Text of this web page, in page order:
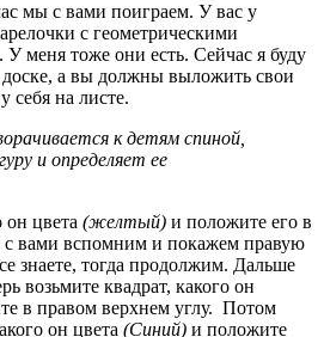
мы с вами поиграем. У вас у
с геометрическими
меня тоже они есть. Сейчас я буду
а вы должны выложить свои
себя на листе.
к детям спиной,
и определяет ее
цвета (желтый) и положите его в
с вами вспомним и покажем правую
знаете, тогда продолжим. Дальше
возьмите квадрат, какого он
в правом верхнем углу. Потом
он цвета (Синий) и положите